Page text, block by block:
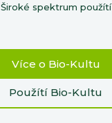
Široké spektrum použítí
Více o Bio-Kultu
Použítí Bio-Kultu